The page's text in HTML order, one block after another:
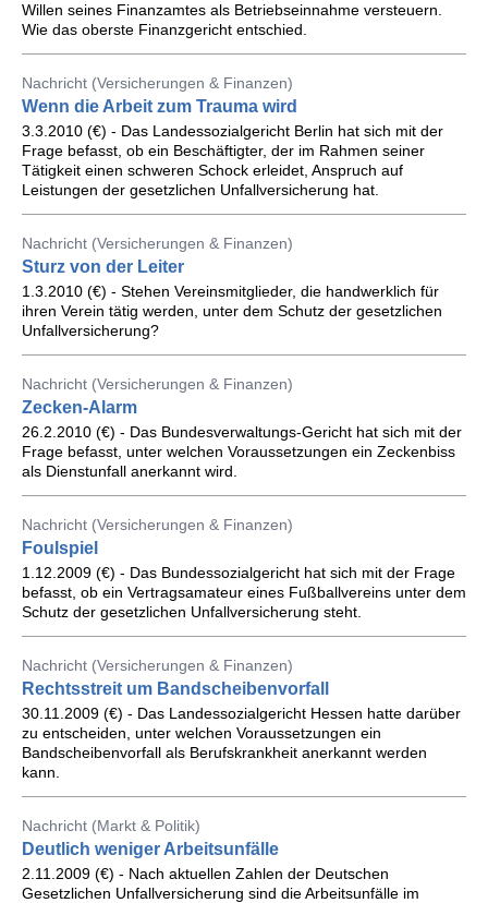
Willen seines Finanzamtes als Betriebseinnahme versteuern.
Wie das oberste Finanzgericht entschied.
Nachricht (Versicherungen & Finanzen)
Wenn die Arbeit zum Trauma wird
3.3.2010 (€) - Das Landessozialgericht Berlin hat sich mit der
Frage befasst, ob ein Beschäftigter, der im Rahmen seiner
Tätigkeit einen schweren Schock erleidet, Anspruch auf
Leistungen der gesetzlichen Unfallversicherung hat.
Nachricht (Versicherungen & Finanzen)
Sturz von der Leiter
1.3.2010 (€) - Stehen Vereinsmitglieder, die handwerklich für
ihren Verein tätig werden, unter dem Schutz der gesetzlichen
Unfallversicherung?
Nachricht (Versicherungen & Finanzen)
Zecken-Alarm
26.2.2010 (€) - Das Bundesverwaltungs-Gericht hat sich mit der
Frage befasst, unter welchen Voraussetzungen ein Zeckenbiss
als Dienstunfall anerkannt wird.
Nachricht (Versicherungen & Finanzen)
Foulspiel
1.12.2009 (€) - Das Bundessozialgericht hat sich mit der Frage
befasst, ob ein Vertragsamateur eines Fußballvereins unter dem
Schutz der gesetzlichen Unfallversicherung steht.
Nachricht (Versicherungen & Finanzen)
Rechtsstreit um Bandscheibenvorfall
30.11.2009 (€) - Das Landessozialgericht Hessen hatte darüber
zu entscheiden, unter welchen Voraussetzungen ein
Bandscheibenvorfall als Berufskrankheit anerkannt werden
kann.
Nachricht (Markt & Politik)
Deutlich weniger Arbeitsunfälle
2.11.2009 (€) - Nach aktuellen Zahlen der Deutschen
Gesetzlichen Unfallversicherung sind die Arbeitsunfälle im